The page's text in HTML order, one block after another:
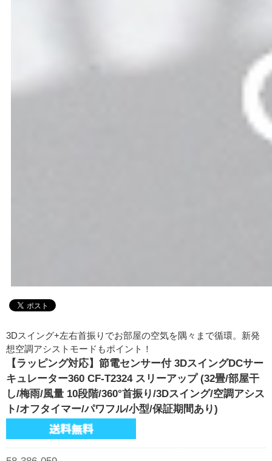
3Dスイング+左右首振りでお部屋の空気を隅々まで循環。新発
想空調アシストモードもポイント！
【ラッピング対応】節電センサー付 3DスイングDCサー
キュレーター360 CF-T2324 スリーアップ (32畳/部屋干
し/梅雨/風量 10段階/360°首振り/3Dスイング/空調アシス
ト/オフタイマー/パワフル/小型/保証期間あり)